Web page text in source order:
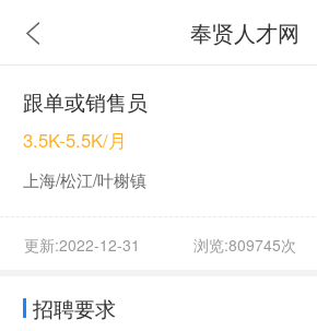
奉贤人才网
跟单或销售员
3.5K-5.5K/月
上海/松江/叶榭镇
更新:2022-12-31 浏览:809745次
招聘要求